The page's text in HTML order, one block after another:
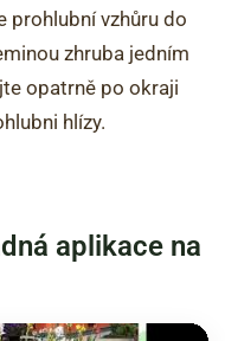
prohlubní vzhůru do
zhruba jedním
opatrně po okraji
hlízy.
aplikace na